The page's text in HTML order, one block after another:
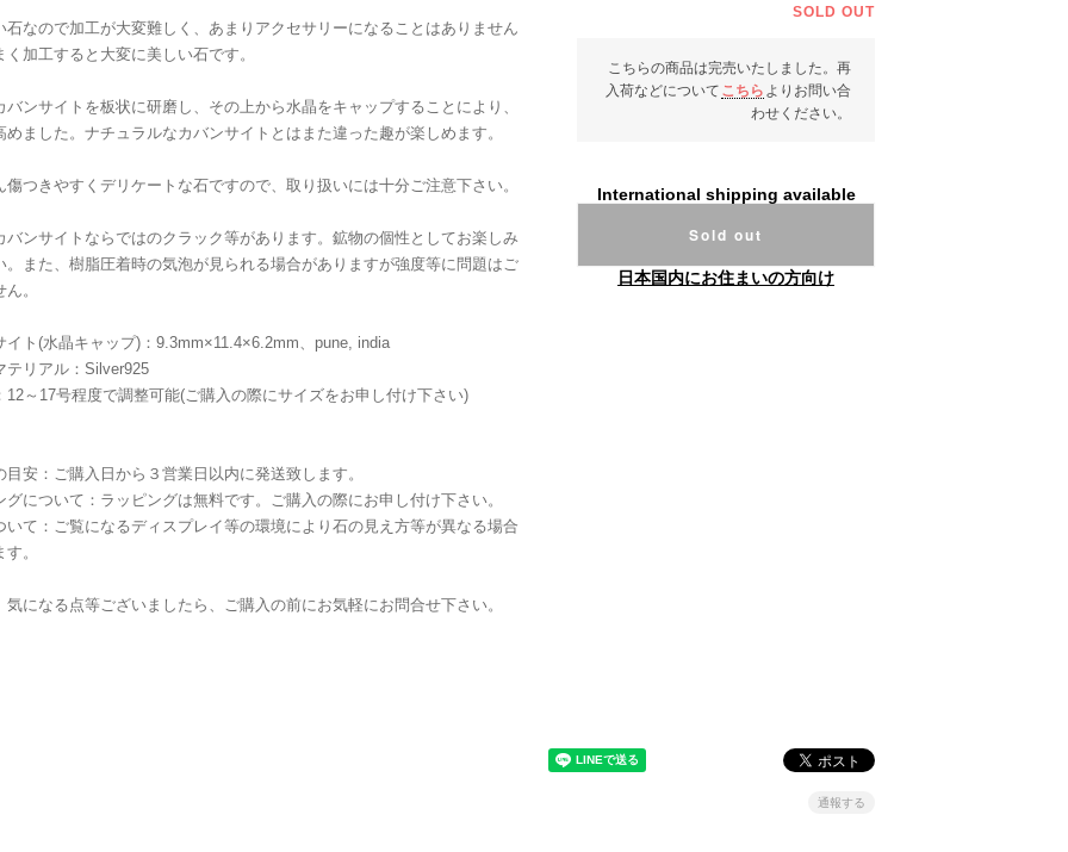
石なので加工が大変難しく、あまりアクセサリーになることはありません
く加工すると大変に美しい石です。
バンサイトを板状に研磨し、その上から水晶をキャップすることにより、
めました。ナチュラルなカバンサイトとはまた違った趣が楽しめます。
傷つきやすくデリケートな石ですので、取り扱いには十分ご注意下さい。
ンサイトならではのクラック等があります。鉱物の個性としてお楽しみ
。また、樹脂圧着時の気泡が見られる場合がありますが強度等に問題はご
。
イト(水晶キャップ)：9.3mm×11.4×6.2mm、pune, india
テリアル：Silver925
12～17号程度で調整可能(ご購入の際にサイズをお申し付け下さい)
目安：ご購入日から３営業日以内に発送致します。
グについて：ラッピングは無料です。ご購入の際にお申し付け下さい。
いて：ご覧になるディスプレイ等の環境により石の見え方等が異なる場合
。
気になる点等ございましたら、ご購入の前にお気軽にお問合せ下さい。
SOLD OUT
こちらの商品は完売いたしました。再
入荷などについて こちら よりお問い合
わせください。
International shipping available
Sold out
日本国内にお住まいの方向け
通報する